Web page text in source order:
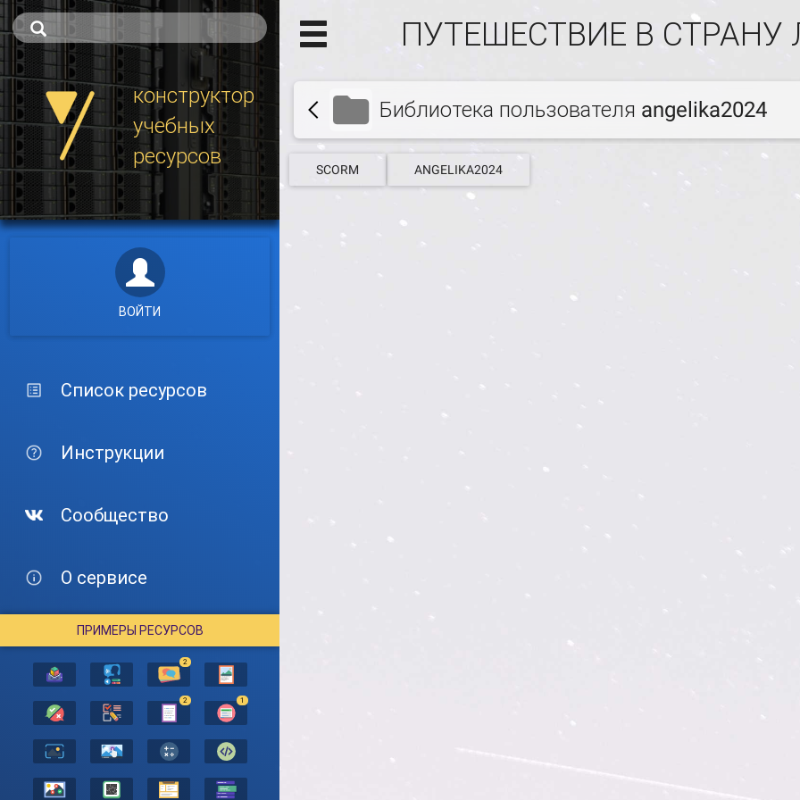
конструктор
учебных
ресурсов
ВОЙТИ
Список ресурсов
Инструкции
Сообщество
О сервисе
ПРИМЕРЫ РЕСУРСОВ
2
2 1
ПУТЕШЕСТВИЕ В СТРАНУ
Библиотека пользователя angelika2024
SCORM ANGELIKA2024